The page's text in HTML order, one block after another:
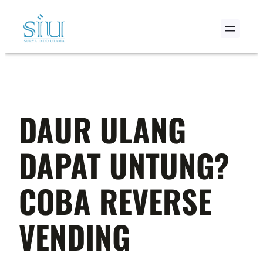
content
DAUR ULANG
DAPAT UNTUNG?
COBA REVERSE
VENDING